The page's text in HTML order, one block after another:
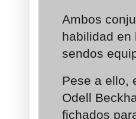
Ambos
habilidad en
sendos
Pese a ello,
Odell
fichados